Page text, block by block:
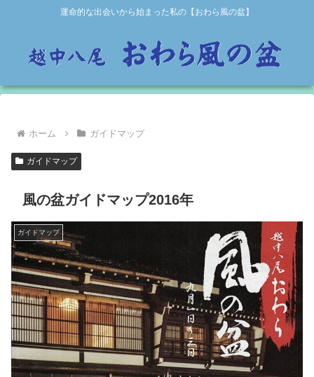
運命的な出会いから始まった私の【おわら風の盆】
ホーム ガイドマップ
ガイドマップ
風の盆ガイドマップ2016年
ガイドマップ